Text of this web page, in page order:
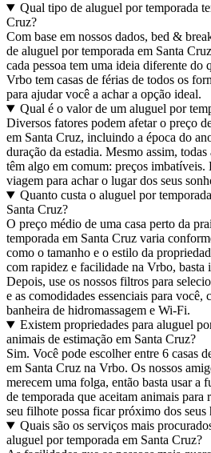
Qual tipo de aluguel por temporada
Cruz?
Com base em nossos dados, bed &
de aluguel por temporada em Santa
cada pessoa tem uma ideia diferente do
Vrbo tem casas de férias de todos os
para ajudar você a achar a opção ideal.
Qual é o valor de um aluguel por
Diversos fatores podem afetar o preço
em Santa Cruz, incluindo a época do
duração da estadia. Mesmo assim, todas
têm algo em comum: preços imbatíveis.
viagem para achar o lugar dos seus
Quanto custa o aluguel por
Santa Cruz?
O preço médio de uma casa perto da
temporada em Santa Cruz varia
como o tamanho e o estilo da
com rapidez e facilidade na Vrbo, basta
Depois, use os nossos filtros para
e as comodidades essenciais para você,
banheira de hidromassagem e Wi-Fi.
Existem propriedades para aluguel
animais de estimação em Santa Cruz?
Sim. Você pode escolher entre 6 casas
em Santa Cruz na Vrbo. Os nossos
merecem uma folga, então basta usar a
de temporada que aceitam animais para
seu filhote possa ficar próximo dos seus
Quais são os serviços mais
aluguel por temporada em Santa Cruz?